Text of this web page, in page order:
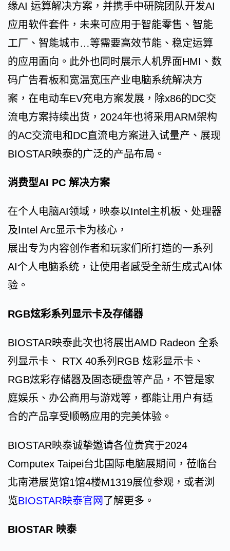
缘AI 运算解决方案，并携手中研院团队开发AI
应用软件套件，未来可应用于智能零售、智能
工厂、智能城市…等需要高效节能、稳定运算
的应用面向。此外也同时展示人机界面HMI、数
码广告看板和宽温宽压产业电脑系统解决方
案，在电动车EV充电方案发展，除x86的DC交
流电方案持续出货，2024年也将采用ARM架构
的AC交流电和DC直流电方案进入试量产、展现
BIOSTAR映泰的广泛的产品布局。
消费型AI PC 解决方案
在个人电脑AI领域，映泰以Intel主机板、处理器
及Intel Arc显示卡为核心，
展出专为内容创作者和玩家们所打造的一系列
AI个人电脑系统，让使用者感受全新生成式AI体
验。
RGB炫彩系列显示卡及存储器
BIOSTAR映泰此次也将展出AMD Radeon 全系
列显示卡、 RTX 40系列RGB 炫彩显示卡、
RGB炫彩存储器及固态硬盘等产品，不管是家
庭娱乐、办公商用与游戏等，都能让用户有适
合的产品享受顺畅应用的完美体验。
BIOSTAR映泰诚挚邀请各位贵宾于2024
Computex Taipei台北国际电脑展期间，莅临台
北南港展览馆1馆4楼M1319展位参观，或者浏
览BIOSTAR映泰官网 了解更多。
BIOSTAR 映泰